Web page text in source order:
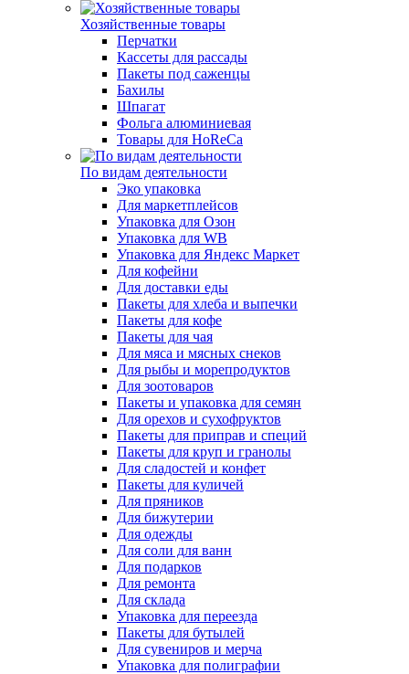
Хозяйственные товары
Перчатки
Кассеты для рассады
Пакеты под саженцы
Бахилы
Шпагат
Фольга алюминиевая
Товары для HoReCa
По видам деятельности
Эко упаковка
Для маркетплейсов
Упаковка для Озон
Упаковка для WB
Упаковка для Яндекс Маркет
Для кофейни
Для доставки еды
Пакеты для хлеба и выпечки
Пакеты для кофе
Пакеты для чая
Для мяса и мясных снеков
Для рыбы и морепродуктов
Для зоотоваров
Пакеты и упаковка для семян
Для орехов и сухофруктов
Пакеты для приправ и специй
Пакеты для круп и гранолы
Для сладостей и конфет
Пакеты для куличей
Для пряников
Для бижутерии
Для одежды
Для соли для ванн
Для подарков
Для ремонта
Для склада
Упаковка для переезда
Пакеты для бутылей
Для сувениров и мерча
Упаковка для полиграфии